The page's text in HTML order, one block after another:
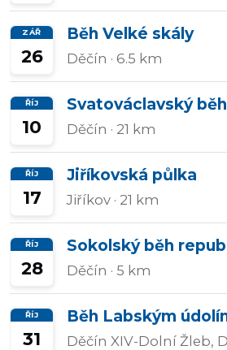
ZÁŘ
26
Běh Velké skály
Děčín · 6.5 km
ŘÍJ
10
Svatováclavský
Děčín · 21 km
ŘÍJ
17
Jiříkovská půlka
Jiříkov · 21 km
ŘÍJ
28
Sokolský běh
Děčín · 5 km
ŘÍJ
31
Běh Labským
Děčín XIV-Dolní Žleb,